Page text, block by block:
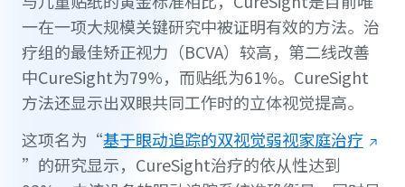
一在一项大规模关键研究中被证明有效的方法。治
疗组的最佳矫正视力（BCVA）较高，第二线改善
中CureSight为79%，而贴纸为61%。CureSight
方法还显示出双眼共同工作时的立体视觉提高。
这项名为“基于眼动追踪的双视觉弱视家庭治疗
”的研究显示，CureSight治疗的依从性达到